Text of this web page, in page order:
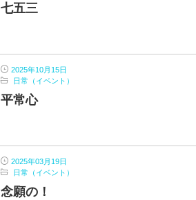
七五三
2025年10月15日
日常（イベント）
平常心
2025年03月19日
日常（イベント）
念願の！